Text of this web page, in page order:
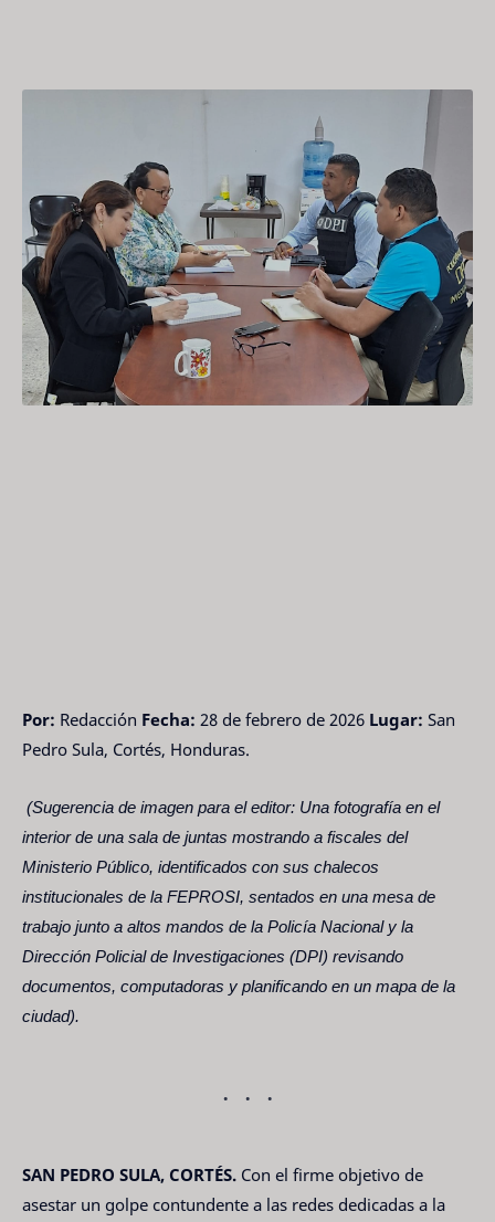
Por: Redacción Fecha: 28 de febrero de 2026 Lugar: San
Pedro Sula, Cortés, Honduras.
(Sugerencia de imagen para el editor: Una fotografía en el
interior de una sala de juntas mostrando a fiscales del
Ministerio Público, identificados con sus chalecos
institucionales de la FEPROSI, sentados en una mesa de
trabajo junto a altos mandos de la Policía Nacional y la
Dirección Policial de Investigaciones (DPI) revisando
documentos, computadoras y planificando en un mapa de la
ciudad).
SAN PEDRO SULA, CORTÉS. Con el firme objetivo de
asestar un golpe contundente a las redes dedicadas a la